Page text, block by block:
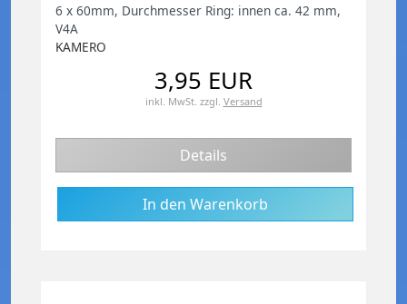
6 x 60mm, Durchmesser Ring: innen ca. 42 mm,
V4A
KAMERO
3,95 EUR
inkl. MwSt. zzgl. Versand
Details